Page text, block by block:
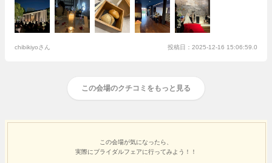
も好評でした！自然やクリスマスをテーマにしていましたが、その雰囲気
が全て叶ったなと思います！
chibikiyoさん 投稿日：2025-12-16 15:06:59.0
この会場のクチコミをもっと見る
この会場が気になったら、
実際にブライダルフェアに行ってみよう！！